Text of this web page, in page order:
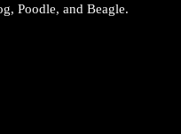
Poodle, and Beagle.